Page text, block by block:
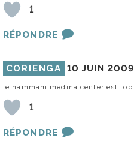
1
RÉPONDRE
CORIENGA 10 JUIN
le hammam medina center est
1
RÉPONDRE